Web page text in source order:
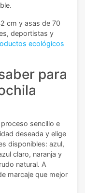
cm y asas de 70
deportistas y
ecológicos
para
sencillo e
deseada y elige
disponibles: azul,
claro, naranja y
natural. A
marcaje que mejor